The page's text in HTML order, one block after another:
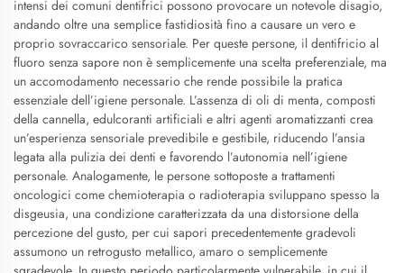
intensi dei comuni dentifrici possono provocare un notevole disagio,
andando oltre una semplice fastidiosità fino a causare un vero e
proprio sovraccarico sensoriale. Per queste persone, il dentifricio al
fluoro senza sapore non è semplicemente una scelta preferenziale, ma
un accomodamento necessario che rende possibile la pratica
essenziale dell’igiene personale. L’assenza di oli di menta, composti
della cannella, edulcoranti artificiali e altri agenti aromatizzanti crea
un’esperienza sensoriale prevedibile e gestibile, riducendo l’ansia
legata alla pulizia dei denti e favorendo l’autonomia nell’igiene
personale. Analogamente, le persone sottoposte a trattamenti
oncologici come chemioterapia o radioterapia sviluppano spesso la
disgeusia, una condizione caratterizzata da una distorsione della
percezione del gusto, per cui sapori precedentemente gradevoli
assumono un retrogusto metallico, amaro o semplicemente